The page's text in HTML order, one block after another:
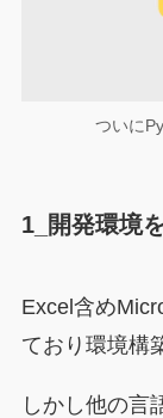
ついに
1_開発環境
Excel含め
ており環境構
しかし他の言